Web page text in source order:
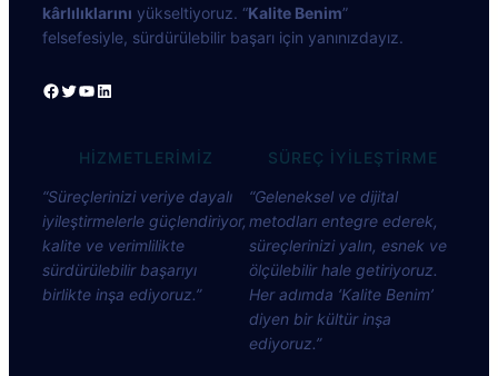
kârlılıklarını yükseltiyoruz. “Kalite Benim”
felsefesiyle, sürdürülebilir başarı için yanınızdayız.
HIZMETLERİMİZ
“Süreçlerinizi veriye dayalı
iyileştirmelerle güçlendiriyor,
kalite ve verimlilikte
sürdürülebilir başarıyı
birlikte inşa ediyoruz.”
SÜREÇ İYILEŞTIRME
“Geleneksel ve dijital
metodları entegre ederek,
süreçlerinizi yalın, esnek ve
ölçülebilir hale getiriyoruz.
Her adımda ‘Kalite Benim’
diyen bir kültür inşa
ediyoruz.”